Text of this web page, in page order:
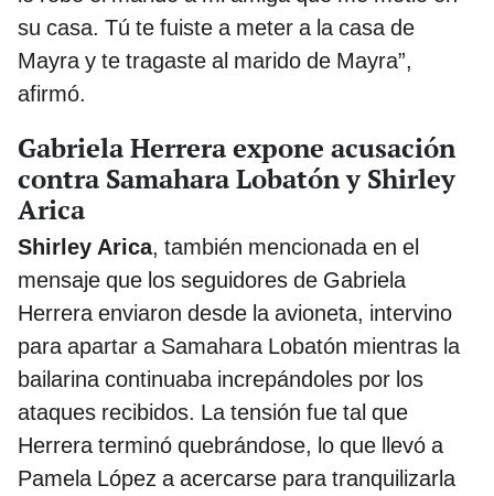
su casa. Tú te fuiste a meter a la casa de
Mayra y te tragaste al marido de Mayra”,
afirmó.
Gabriela Herrera expone acusación
contra Samahara Lobatón y Shirley
Arica
Shirley Arica, también mencionada en el
mensaje que los seguidores de Gabriela
Herrera enviaron desde la avioneta, intervino
para apartar a Samahara Lobatón mientras la
bailarina continuaba increpándoles por los
ataques recibidos. La tensión fue tal que
Herrera terminó quebrándose, lo que llevó a
Pamela López a acercarse para tranquilizarla